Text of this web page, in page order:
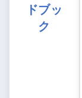
ドブッ
ク